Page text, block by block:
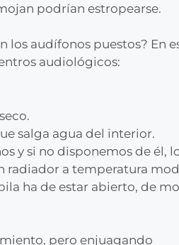
podrían estropearse.
los audífonos puestos? En
audiológicos:
salga agua del interior.
y si no disponemos de él,
radiador a temperatura
ha de estar abierto, de
pero enjuagando